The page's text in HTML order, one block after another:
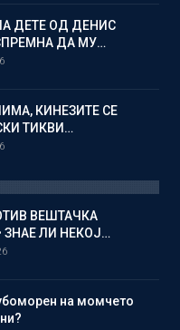
ДЕТЕ ОД ДЕНИС
ДА МУ…
КИНЕЗИТЕ СЕ
ТИКВИ…
ВЕШТАЧКА
ЗНАЕ ЛИ НЕКОЈ…
на момчето